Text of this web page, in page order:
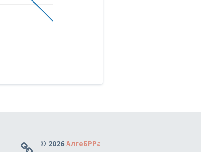
© 2026 АлгеБРРа